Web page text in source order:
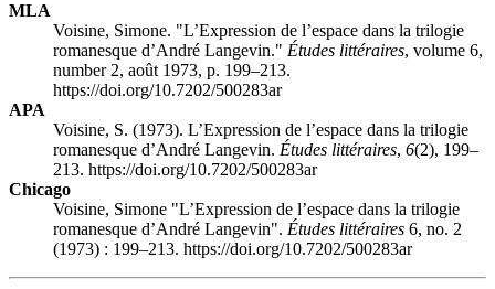
MLA
Voisine, Simone. "L’Expression de l’espace dans la trilogie
romanesque d’André Langevin." Études littéraires, volume 6,
number 2, août 1973, p. 199–213.
https://doi.org/10.7202/500283ar
APA
Voisine, S. (1973). L’Expression de l’espace dans la trilogie
romanesque d’André Langevin. Études littéraires, 6(2), 199–
213. https://doi.org/10.7202/500283ar
Chicago
Voisine, Simone "L’Expression de l’espace dans la trilogie
romanesque d’André Langevin". Études littéraires 6, no. 2
(1973) : 199–213. https://doi.org/10.7202/500283ar